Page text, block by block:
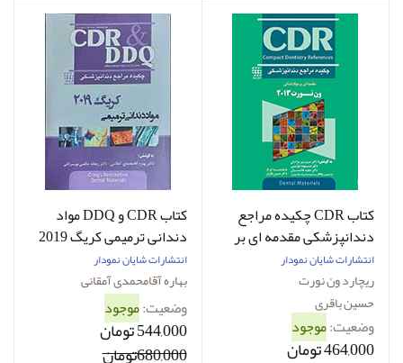
کتاب CDR چکیده مراجع
دندانپزشکی مقدمه ای بر
مواد دندانی ون نورت 2013
انتشارات شایان نمودار
ریچارد ون نورت
حسین باقری
وضعیت:موجود
464,000 تومان
کتاب CDR و DDQ مواد
دندانی ترمیمی کریگ 2019
بهاره آقامحمدی آمقانی
انتشارات شایان نمودار
بهاره آقامحمدی آمقانی
وضعیت:موجود
544,000 تومان
680,000تومان